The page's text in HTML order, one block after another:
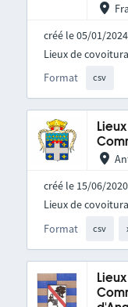
créé le 05/01/2024
Format csv
Lieux de
créé le 15/06/2020
Format csv
Lieux de